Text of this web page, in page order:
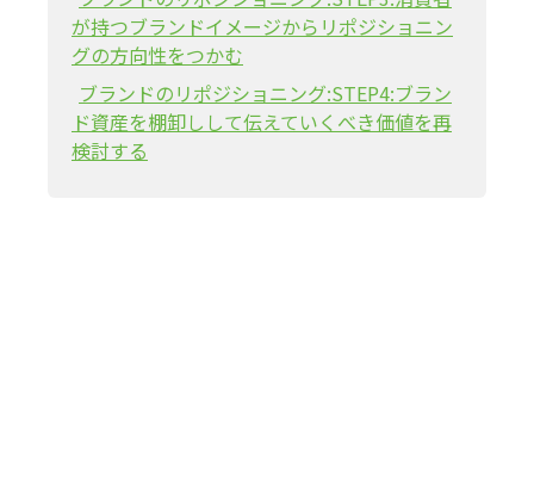
が持つブランドイメージからリポジショニン
グの方向性をつかむ
ブランドのリポジショニング:STEP4:ブラン
ド資産を棚卸しして伝えていくべき価値を再
検討する